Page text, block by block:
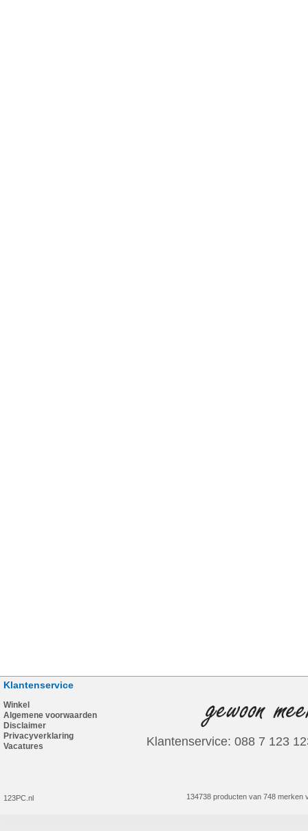
Klantenservice
Winkel
Algemene voorwaarden
Disclaimer
Privacyverklaring
Vacatures
123PC.nl
Klantenservice: 088 7 123
134738 producten van 748 merken